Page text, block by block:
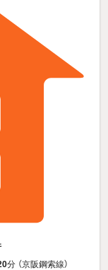
分 （京阪鋼索線）